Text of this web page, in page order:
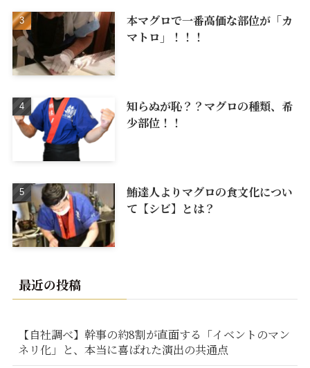
本マグロで一番高価な部位が「カ
マトロ」！！！
知らぬが恥？？マグロの種類、希
少部位！！
鮪達人よりマグロの食文化につい
て【シビ】とは？
最近の投稿
【自社調べ】幹事の約8割が直面する「イベントのマン
ネリ化」と、本当に喜ばれた演出の共通点